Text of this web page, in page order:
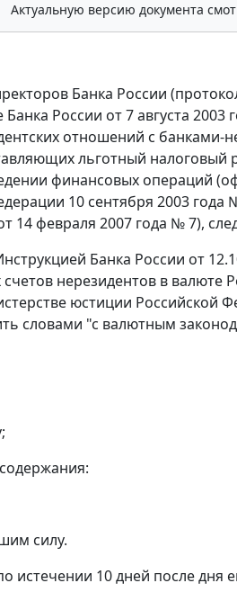
Актуальную версию документа
Банка России
России от 7 августа
отношений с банками-
льготный
финансовых операций
10 сентября 2003 года
14 февраля 2007 года № 7),
Банка России от
нерезидентов в валюте
юстиции Российской
словами "с валютным
силу.
истечении 10 дней после